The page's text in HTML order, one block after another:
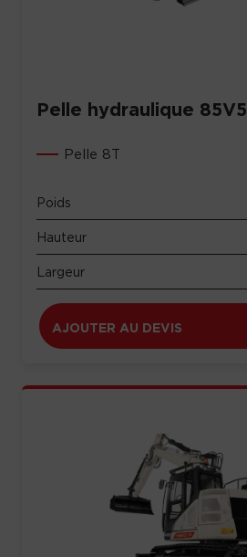
Pelle hydraulique 85V5
Pelle 8T
Poids
Hauteur
Largeur
AJOUTER AU DEVIS